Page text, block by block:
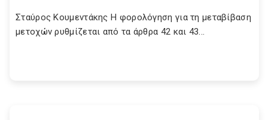
Σταύρος Κουμεντάκης Η φορολόγηση για τη μεταβίβαση
μετοχών ρυθμίζεται από τα άρθρα 42 και 43...